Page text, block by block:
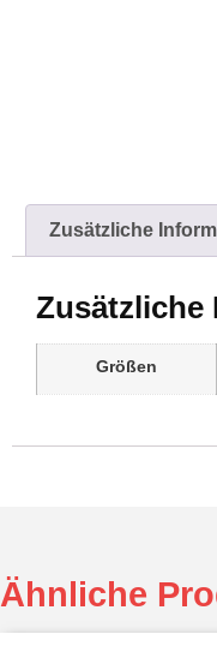
Zusätzliche
Zusätzliche
Größen
Ähnliche